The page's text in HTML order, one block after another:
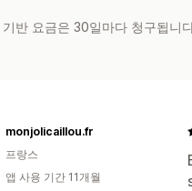
반 요금은 30일마다 청구됩니
monjolicaillou.fr
프랑스
앱 사용 기간 11개월